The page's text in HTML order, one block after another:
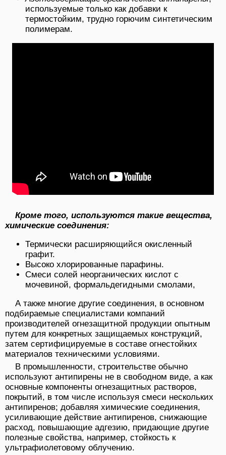
используемые только как добавки к
термостойким, трудно горючим синтетическим
полимерам.
Кроме того, используются такие вещества,
химические соединения:
Термически расширяющийся окисленный
графит.
Высоко хлорированные парафины.
Смеси солей неорганических кислот с
мочевиной, формальдегидными смолами,
А также многие другие соединения, в основном
подбираемые специалистами компаний
производителей огнезащитной продукции опытным
путем для конкретных защищаемых конструкций,
затем сертифицируемые в составе огнестойких
материалов техническими условиями.
В промышленности, строительстве обычно
используют антипирены не в свободном виде, а как
основные компоненты огнезащитных растворов,
покрытий, в том числе используя смеси нескольких
антипиренов; добавляя химические соединения,
усиливающие действие антипиренов, снижающие
расход, повышающие адгезию, придающие другие
полезные свойства, например, стойкость к
ультрафиолетовому облучению.